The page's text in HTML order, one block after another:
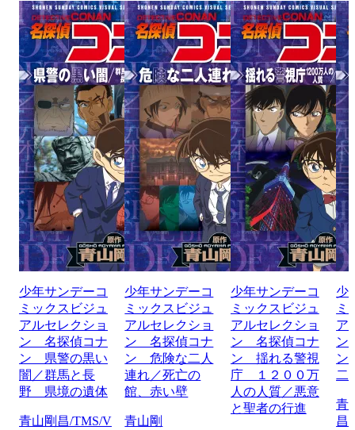
少年サンデーコ
ミックスビジュ
アルセレクショ
ン 名探偵コナ
ン 県警の黒い
闇／群馬と長
野 県境の遺体
青山剛昌/TMS/V
少年サンデーコ
ミックスビジュ
アルセレクショ
ン 名探偵コナ
ン 危険な二人
連れ／死亡の
館、赤い壁
青山剛
少年サンデーコ
ミックスビジュ
アルセレクショ
ン 名探偵コナ
ン 揺れる警視
庁 １２００万
人の人質／悪意
と聖者の行進
少
ミ
ア
ン
ン
二
青
昌